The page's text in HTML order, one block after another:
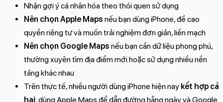
Nhận gợi ý cá nhân hóa theo thói quen sử dụng
Nên chọn Apple Maps nếu bạn dùng iPhone, đề cao
quyền riêng tư và muốn trải nghiệm đơn giản, liền mạch
Nên chọn Google Maps nếu bạn cần dữ liệu phong phú,
thường xuyên tìm địa điểm mới hoặc sử dụng nhiều nền
tảng khác nhau
Trên thực tế, nhiều người dùng iPhone hiện nay kết hợp cả
hai: dùng Apple Maps để dẫn đường hằng ngày và Google